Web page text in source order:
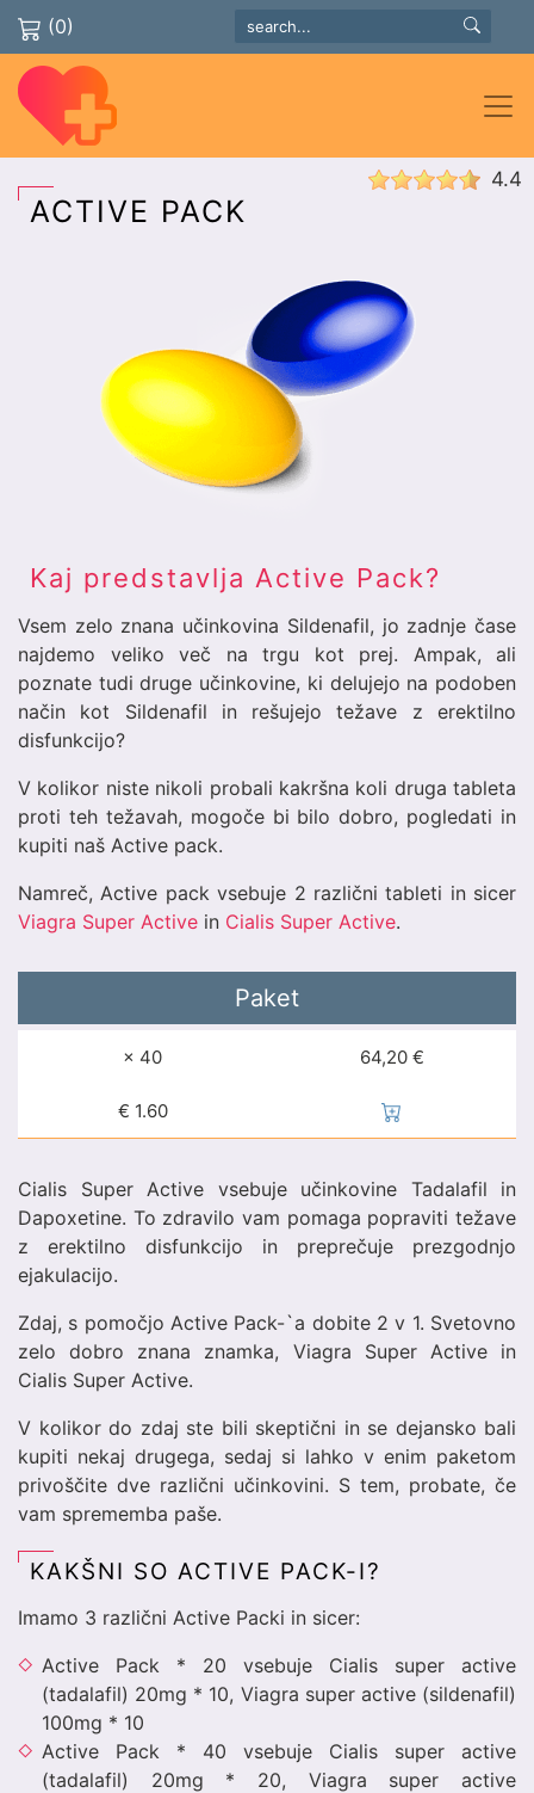
(0)
ACTIVE PACK
Kaj predstavlja Active Pack?
Vsem zelo znana učinkovina Sildenafil, jo zadnje čase
najdemo veliko več na trgu kot prej. Ampak, ali
poznate tudi druge učinkovine, ki delujejo na podoben
način kot Sildenafil in rešujejo težave z erektilno
disfunkcijo?
V kolikor niste nikoli probali kakršna koli druga tableta
proti teh težavah, mogoče bi bilo dobro, pogledati in
kupiti naš Active pack.
Namreč, Active pack vsebuje 2 različni tableti in sicer
Viagra Super Active in Cialis Super Active.
4.4
Paket
× 40 64,20 €
€ 1.60
Cialis Super Active vsebuje učinkovine Tadalafil in
Dapoxetine. To zdravilo vam pomaga popraviti težave
z erektilno disfunkcijo in preprečuje prezgodnjo
ejakulacijo.
Zdaj, s pomočjo Active Pack-`a dobite 2 v 1. Svetovno
zelo dobro znana znamka, Viagra Super Active in
Cialis Super Active.
V kolikor do zdaj ste bili skeptični in se dejansko bali
kupiti nekaj drugega, sedaj si lahko v enim paketom
privoščite dve različni učinkovini. S tem, probate, če
vam sprememba paše.
KAKŠNI SO ACTIVE PACK-I?
Imamo 3 različni Active Packi in sicer:
Active Pack * 20 vsebuje Cialis super active
(tadalafil) 20mg * 10, Viagra super active (sildenafil)
100mg * 10
Active Pack * 40 vsebuje Cialis super active
(tadalafil) 20mg * 20, Viagra super active